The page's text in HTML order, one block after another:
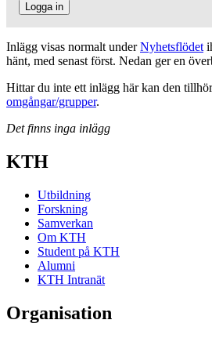
Logga in
Inlägg visas normalt underNyhetsflödet
hänt, med senast först. Nedan ger en
Hittar du inte ett inlägg här kan den
omgångar/grupper.
Det finns inga inlägg
KTH
Utbildning
Forskning
Samverkan
Om KTH
Student på KTH
Alumni
KTH Intranät
Organisation